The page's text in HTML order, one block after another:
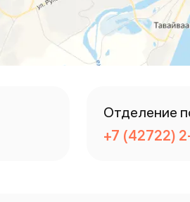
Отделение
+7 (42722)